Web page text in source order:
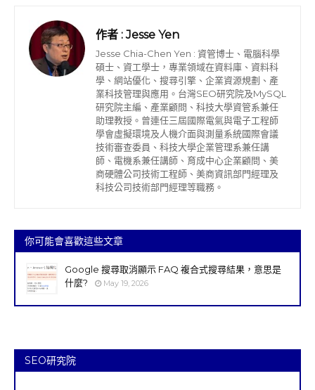
作者 :Jesse Yen
Jesse Chia-Chen Yen : 資管博士、電腦科學
碩士、資工學士，專業領域在資料庫、資料科
學、網站優化、搜尋引擎、企業資源規劃、產
業科技管理與應用。台灣SEO研究院及MySQL
研究院主編、產業顧問、科技大學資管系兼任
助理教授。曾連任三屆國際電氣與電子工程師
學會虛擬環境及人機介面與測量系統國際會議
技術審查委員、科技大學企業管理系兼任講
師、電機系兼任講師、育成中心企業顧問、美
商硬體公司技術工程師、美商資訊部門經理及
科技公司技術部門經理等職務。
你可能會喜歡這些文章
Google 搜尋取消顯示 FAQ 複合式搜尋結果，意思是
什麼?
May 19, 2026
SEO研究院